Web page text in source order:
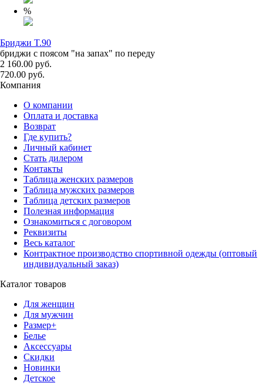
%
Бриджи T.90
бриджи с поясом "на запах" по переду
2 160.00 руб.
720.00 руб.
Компания
О компании
Оплата и доставка
Возврат
Где купить?
Личный кабинет
Стать дилером
Контакты
Таблица женских размеров
Таблица мужских размеров
Таблица детских размеров
Полезная информация
Ознакомиться с договором
Реквизиты
Весь каталог
Контрактное производство спортивной одежды (оптовый
индивидуальный заказ)
Каталог товаров
Для женщин
Для мужчин
Размер+
Белье
Аксессуары
Скидки
Новинки
Детское